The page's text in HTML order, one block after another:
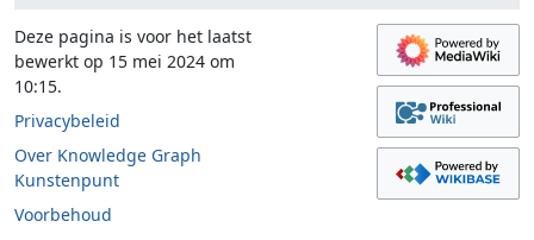
Deze pagina is voor het laatst
bewerkt op 15 mei 2024 om
10:15.
Privacybeleid
Over Knowledge Graph
Kunstenpunt
Voorbehoud